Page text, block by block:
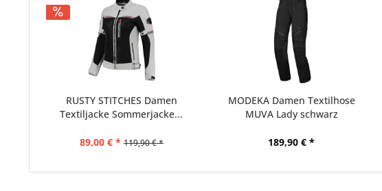
RUSTY STITCHES Damen
Textiljacke Sommerjacke...
89,00 € * 119,90 € *
MODEKA Damen Textilhose
MUVA Lady schwarz
189,90 € *